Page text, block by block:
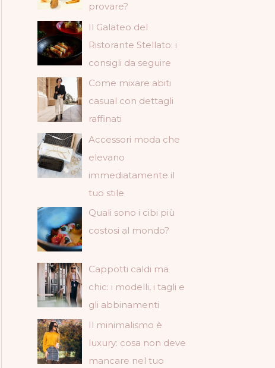
provare?
Il Galateo del
Ristorante Stellato: i
consigli da seguire
Come mixare abiti
casual con dettagli
raffinati
Accessori moda che
elevano
immediatamente il
tuo stile
Quali sono i cibi più
costosi al mondo?
Cappotti caldi ma
chic: i modelli, i tagli e
gli abbinamenti
Il minimalismo è
luxury: cosa non deve
mancare nel tuo